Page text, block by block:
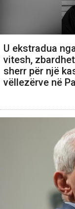
U ekstradua
vitesh,
sherr për një
vëllezërve në